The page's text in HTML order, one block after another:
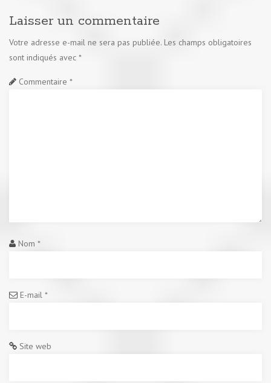
Laisser un commentaire
Votre adresse e-mail ne sera pas publiée. Les champs obligatoires
sont indiqués avec *
Commentaire *
Nom *
E-mail *
Site web